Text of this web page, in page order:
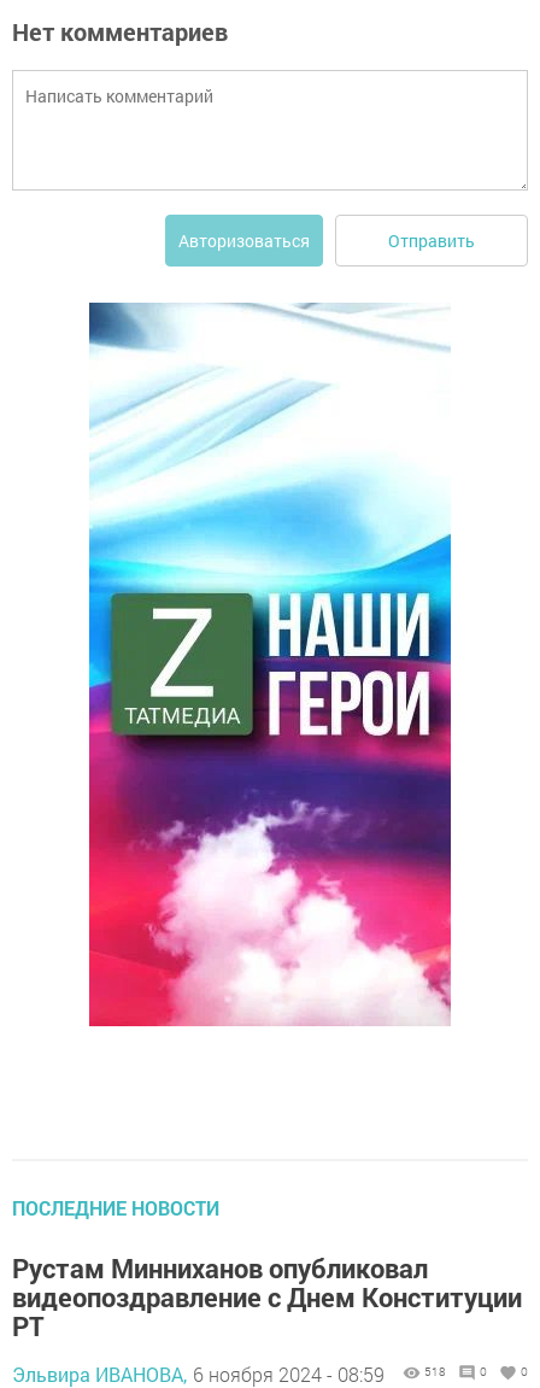
Нет комментариев
Авторизоваться Отправить
ПОСЛЕДНИЕ НОВОСТИ
Рустам Минниханов опубликовал
видеопоздравление с Днем Конституции
РТ
Эльвира ИВАНОВА, 6 ноября 2024 - 08:59 518 0 0